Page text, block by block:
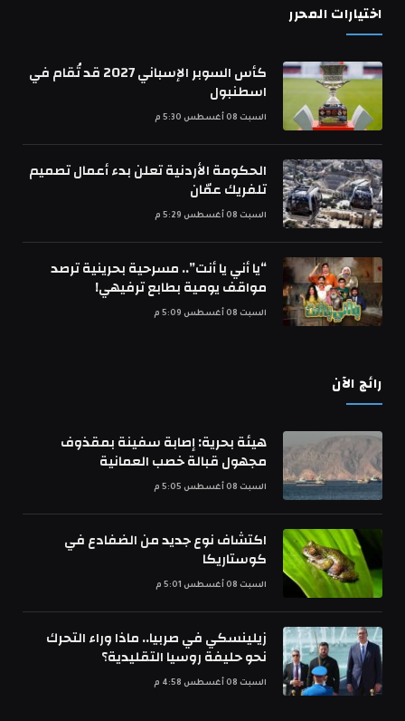
اختيارات المحرر
كأس السوبر الإسباني 2027 قد تُقام في
اسطنبول
السبت 08 أغسطس 5:30 م
الحكومة الأردنية تعلن بدء أعمال تصميم
تلفريك عمّان
السبت 08 أغسطس 5:29 م
“يا أني يا أنت”.. مسرحية بحرينية ترصد
مواقف يومية بطابع ترفيهي!
السبت 08 أغسطس 5:09 م
رائج الآن
هيئة بحرية: إصابة سفينة بمقذوف
مجهول قبالة خصب العمانية
السبت 08 أغسطس 5:05 م
اكتشاف نوع جديد من الضفادع في
كوستاريكا
السبت 08 أغسطس 5:01 م
زيلينسكي في صربيا.. ماذا وراء التحرك
نحو حليفة روسيا التقليدية؟
السبت 08 أغسطس 4:58 م